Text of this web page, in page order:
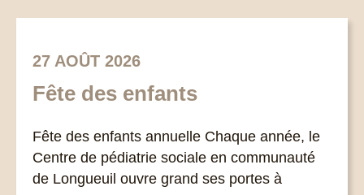
27 AOÛT 2026
Fête des enfants
Fête des enfants annuelle Chaque année, le
Centre de pédiatrie sociale en communauté
de Longueuil ouvre grand ses portes à